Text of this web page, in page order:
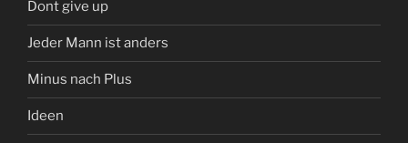
Dont give up
Jeder Mann ist anders
Minus nach Plus
Ideen